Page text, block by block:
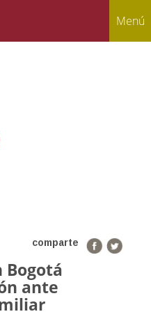
Menú
comparte
Bogotá
ante